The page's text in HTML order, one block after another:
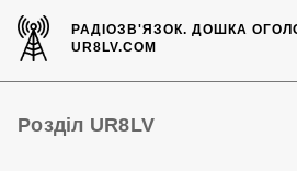
РАДІОЗВ'ЯЗОК.ДОШКА
UR8LV.COM
Розділ UR8LV